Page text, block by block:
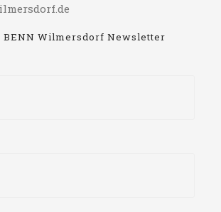
BENN Wilmersdorf Newsletter